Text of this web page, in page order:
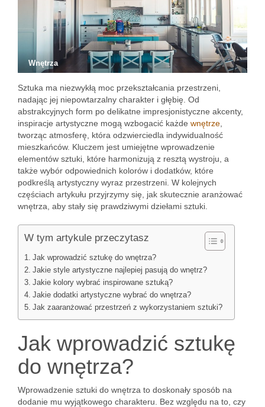
Wnętrza
Sztuka ma niezwykłą moc przekształcania przestrzeni,
nadając jej niepowtarzalny charakter i głębię. Od
abstrakcyjnych form po delikatne impresjonistyczne akcenty,
inspiracje artystyczne mogą wzbogacić każde wnętrze
tworząc atmosferę, która odzwierciedla indywidualność
mieszkańców. Kluczem jest umiejętne wprowadzenie
elementów sztuki, które harmonizują z resztą wystroju, a
także wybór odpowiednich kolorów i dodatków, które
podkreślą artystyczny wyraz przestrzeni. W kolejnych
częściach artykułu przyjrzymy się, jak skutecznie aranżować
wnętrza, aby stały się prawdziwymi dziełami sztuki.
W tym artykule przeczytasz
Jak wprowadzić sztukę do wnętrza?
Jakie style artystyczne najlepiej pasują do wnętrz?
Jakie kolory wybrać inspirowane sztuką?
Jakie dodatki artystyczne wybrać do wnętrza?
Jak zaaranżować przestrzeń z wykorzystaniem sztuki?
Jak wprowadzić sztukę
do wnętrza?
Wprowadzenie sztuki do wnętrza to doskonały sposób na
dodanie mu wyjątkowego charakteru. Bez względu na to, czy